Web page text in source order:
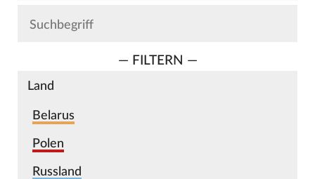
— FILTERN —
Land
Belarus
Polen
Russland